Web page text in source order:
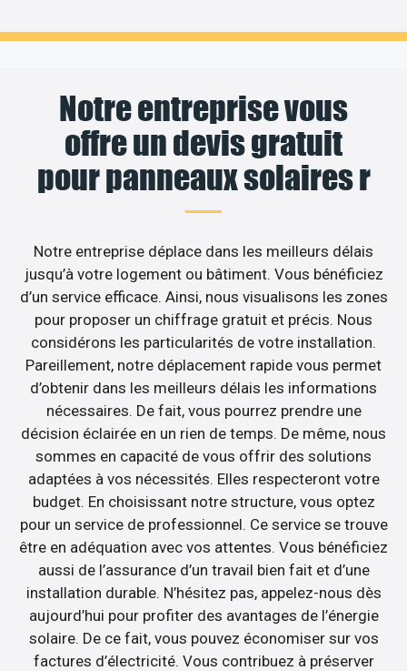
Notre entreprise vous
offre un devis gratuit
pour panneaux solaires r
Notre entreprise déplace dans les meilleurs délais
jusqu’à votre logement ou bâtiment. Vous bénéficiez
d’un service efficace. Ainsi, nous visualisons les zones
pour proposer un chiffrage gratuit et précis. Nous
considérons les particularités de votre installation.
Pareillement, notre déplacement rapide vous permet
d’obtenir dans les meilleurs délais les informations
nécessaires. De fait, vous pourrez prendre une
décision éclairée en un rien de temps. De même, nous
sommes en capacité de vous offrir des solutions
adaptées à vos nécessités. Elles respecteront votre
budget. En choisissant notre structure, vous optez
pour un service de professionnel. Ce service se trouve
être en adéquation avec vos attentes. Vous bénéficiez
aussi de l’assurance d’un travail bien fait et d’une
installation durable. N’hésitez pas, appelez-nous dès
aujourd’hui pour profiter des avantages de l’énergie
solaire. De ce fait, vous pouvez économiser sur vos
factures d’électricité. Vous contribuez à préserver